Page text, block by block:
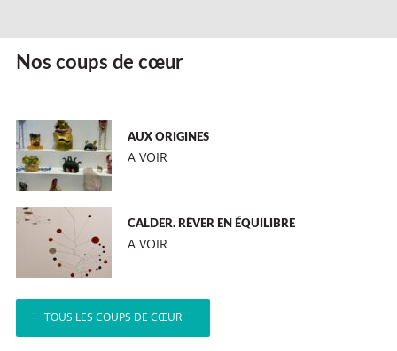
Nos coups de cœur
AUX ORIGINES
A VOIR
CALDER. RÊVER EN ÉQUILIBRE
A VOIR
TOUS LES COUPS DE CŒUR